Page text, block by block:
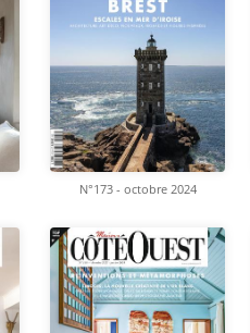
N°173 - octobre 2024